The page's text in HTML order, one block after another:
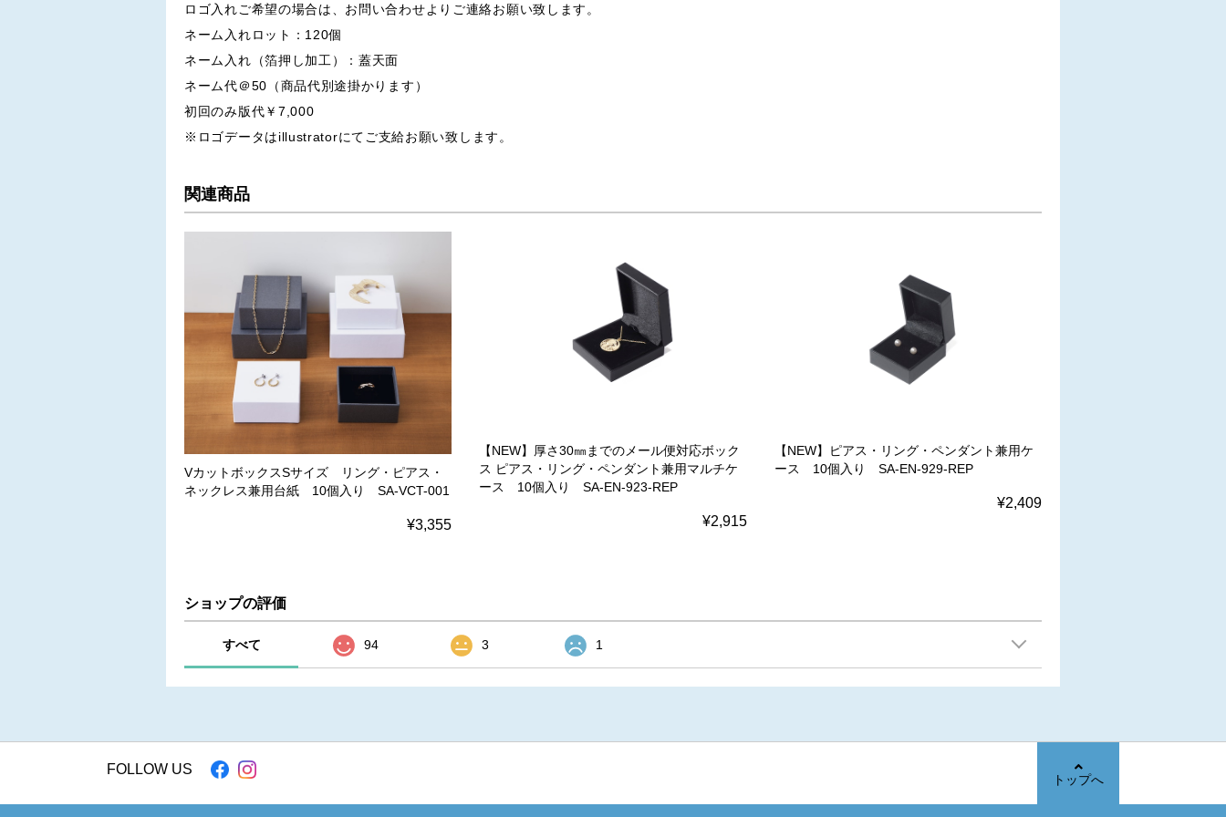
ロゴ入れご希望の場合は、お問い合わせよりご連絡お願い致します。
ネーム入れロット：120個
ネーム入れ（箔押し加工）：蓋天面
ネーム代＠50（商品代別途掛かります）
初回のみ版代￥7,000
※ロゴデータはillustratorにてご支給お願い致します。
関連商品
VカットボックスSサイズ リング・ピアス・
ネックレス兼用台紙 10個入り SA-VCT-001
¥3,355
【NEW】厚さ30㎜までのメール便対応ボック
ス ピアス・リング・ペンダント兼用マルチケ
ース 10個入り SA-EN-923-REP
¥2,915
【NEW】ピアス・リング・ペンダント兼用ケ
ース 10個入り SA-EN-929-REP
¥2,409
ショップの評価
すべて 94 3 1
FOLLOW US
トップへ